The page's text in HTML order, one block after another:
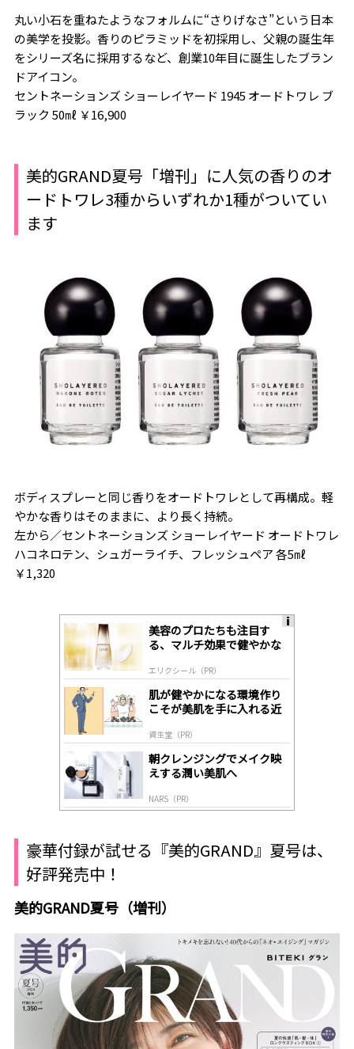
丸い小石を重ねたようなフォルムに“さりげなさ”という日本
の美学を投影。香りのピラミッドを初採用し、父親の誕生年
をシリーズ名に採用するなど、創業10年目に誕生したブラン
ドアイコン。
セントネーションズ ショーレイヤード 1945 オードトワレ ブ
ラック 50㎖ ￥16,900
美的GRAND夏号「増刊」に人気の香りのオ
ードトワレ3種からいずれか1種がついてい
ます
ボディスプレーと同じ香りをオードトワレとして再構成。軽
やかな香りはそのままに、より長く持続。
左から／セントネーションズ ショーレイヤード オードトワレ
ハコネロテン、シュガーライチ、フレッシュペア 各5㎖
￥1,320
美容のプロたちも注目す
る、マルチ効果で健やかな
エリクシール（PR）
肌が健やかになる環境作り
こそが美肌を手に入れる近
資生堂（PR）
朝クレンジングでメイク映
えする潤い美肌へ
NARS（PR）
豪華付録が試せる『美的GRAND』夏号は、
好評発売中！
美的GRAND夏号（増刊）